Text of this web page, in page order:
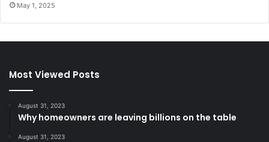
May 1, 2025
Most Viewed Posts
August 31, 2023
Why homeowners are leaving billions on the table
August 31, 2023